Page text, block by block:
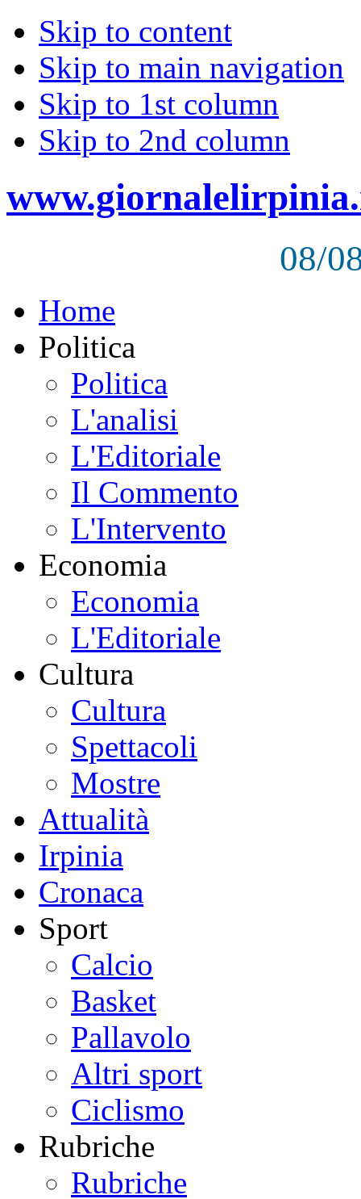
Skip to content
Skip to main navigation
Skip to 1st column
Skip to 2nd column
08/
Home
Politica
Politica
L'analisi
L'Editoriale
Il Commento
L'Intervento
Economia
Economia
L'Editoriale
Cultura
Cultura
Spettacoli
Mostre
Attualità
Irpinia
Cronaca
Sport
Calcio
Basket
Pallavolo
Altri sport
Ciclismo
Rubriche
Rubriche